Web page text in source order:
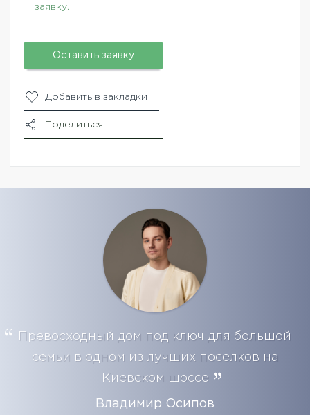
заявку.
Оставить заявку
Добавить в закладки
Поделиться
Превосходный дом под ключ для большой
семьи в одном из лучших поселков на
Киевском шоссе
Владимир Осипов